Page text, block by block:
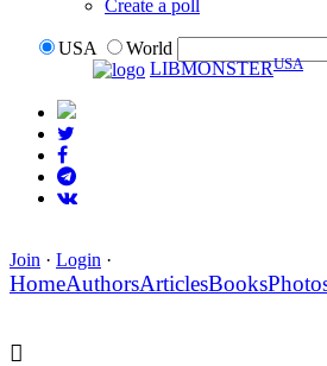
Create a poll
USA
World
LIBMONSTERUSA
Join · Login ·
HomeAuthorsArticlesBooks